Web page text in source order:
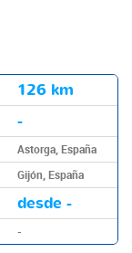
126 km
-
Astorga, España
Gijón, España
desde -
-